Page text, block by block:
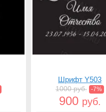
Шрифт Y503
1000 руб. -7%
900 руб.